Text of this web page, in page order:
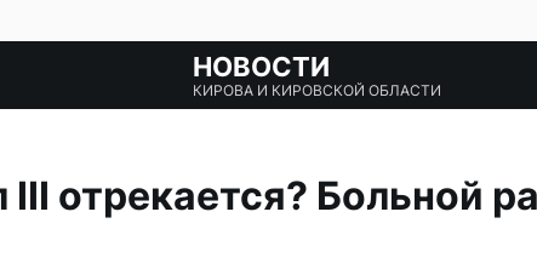
НОВОСТИ
КИРОВА И КИРОВСКОЙ ОБЛАСТИ
отрекается? Больной